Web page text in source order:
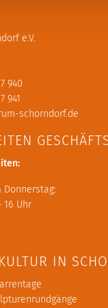
e.V.
940
941
schorndorf.de
Donnerstag:
16 Uhr
IN